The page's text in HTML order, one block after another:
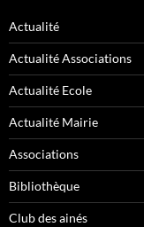
Actualité
Actualité Associations
Actualité Ecole
Actualité Mairie
Associations
Bibliothèque
Club des ainés